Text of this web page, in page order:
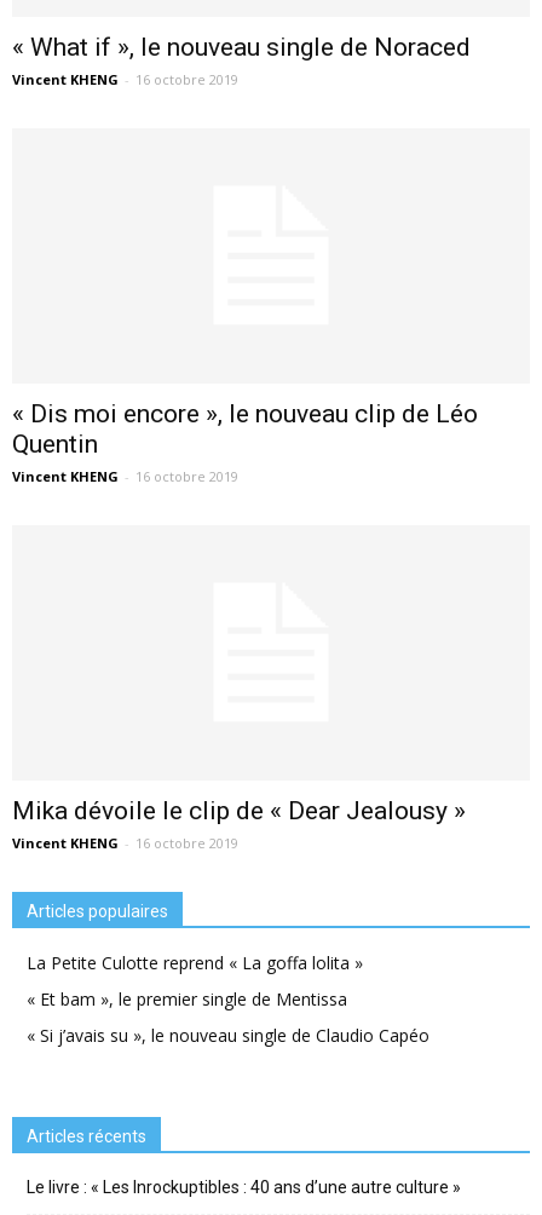
« What if », le nouveau single de Noraced
Vincent KHENG - 16 octobre 2019
« Dis moi encore », le nouveau clip de Léo
Quentin
Vincent KHENG - 16 octobre 2019
Mika dévoile le clip de « Dear Jealousy »
Vincent KHENG - 16 octobre 2019
Articles populaires
La Petite Culotte reprend « La goffa lolita »
« Et bam », le premier single de Mentissa
« Si j’avais su », le nouveau single de Claudio Capéo
Articles récents
Le livre : « Les Inrockuptibles : 40 ans d’une autre culture »